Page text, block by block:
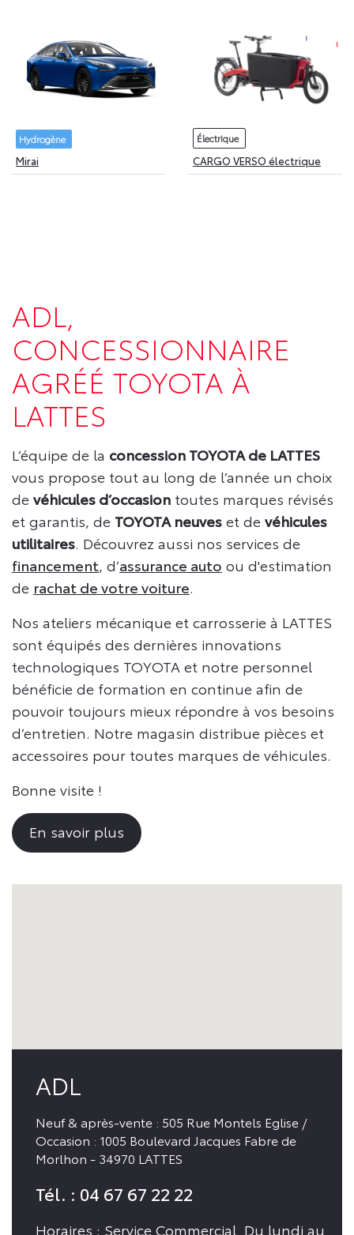
Hydrogène
Mirai
Électrique
CARGO VERSO électrique
ADL,
CONCESSIONNAIRE
AGRÉÉ TOYOTA À
LATTES
L’équipe de la concession TOYOTA de LATTES
vous propose tout au long de l’année un choix
devéhicules d’occasion toutes marques révisés
et garantis, de TOYOTA neuveset devéhicules
utilitaires. Découvrez aussi nos services de
financement, d’assurance auto ou d'estimation
de rachat de votre voiture.
Nos ateliers mécanique et carrosserie à LATTES
sont équipés des dernières innovations
technologiques TOYOTA et notre personnel
bénéficie de formation en continue afin de
pouvoir toujours mieux répondre à vos besoins
d’entretien. Notre magasin distribue pièces et
accessoires pour toutes marques de véhicules.
Bonne visite !
En savoir plus
ADL
Neuf & après-vente : 505 Rue Montels Eglise /
Occasion : 1005 Boulevard Jacques Fabre de
Morlhon - 34970 LATTES
Tél. : 04 67 67 22 22
Horaires : Service Commercial Du lundi au